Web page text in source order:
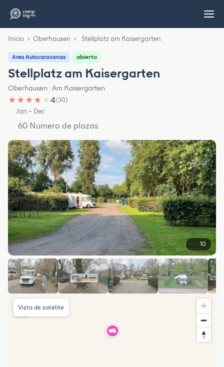
Inicio › Oberhausen › Stellplatz am Kaisergarten
Area Autocaravanas abierto
Stellplatz am Kaisergarten
Oberhausen · Am Kaisergarten
★ ★ ★ ★ ★4(30)
Jan – Dec
60 Numero de plazas
10
Vista de satélite